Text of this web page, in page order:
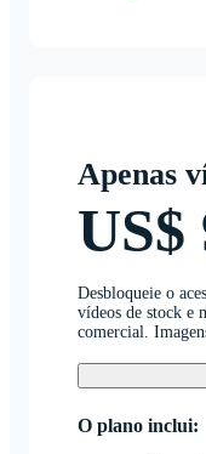
Apenas
US$
Desbloqueie o
vídeos de stock e
comercial.
O plano inclui: